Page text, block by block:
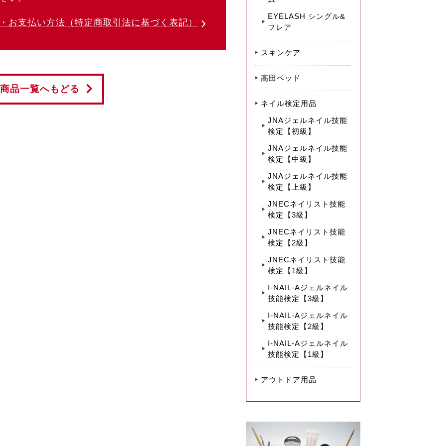
お支払い方法 （特定商取引法に基づく表記）
商品一覧へもどる
EYELASH シングル&
フレア
スキンケア
高田ベッド
ネイル検定用品
JNAジェルネイル技能
検定【初級】
JNAジェルネイル技能
検定【中級】
JNAジェルネイル技能
検定【上級】
JNECネイリスト技能
検定【3級】
JNECネイリスト技能
検定【2級】
JNECネイリスト技能
検定【1級】
I-NAIL-Aジェルネイル
技能検定【3級】
I-NAIL-Aジェルネイル
技能検定【2級】
I-NAIL-Aジェルネイル
技能検定【1級】
アウトドア用品